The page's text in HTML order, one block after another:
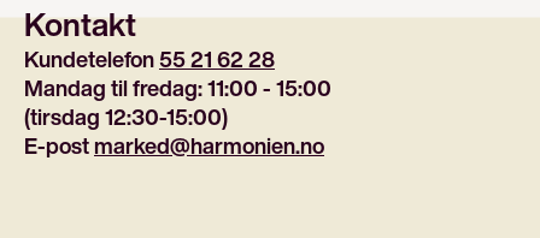
Kontakt
Kundetelefon 55 21 62 28
Mandag til fredag: 11:00 - 15:00
(tirsdag 12:30-15:00)
E-post marked@harmonien.no